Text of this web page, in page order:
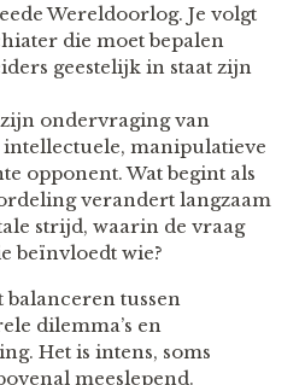
Wereldoorlog. Je volgt
die moet bepalen
geestelijk in staat zijn
ondervraging van
manipulatieve
opponent. Wat begint als
verandert langzaam
strijd, waarin de vraag
beïnvloedt wie?
tussen
dilemma’s en
Het is intens, soms
meeslepend.